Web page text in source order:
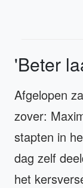
'Beter
Afgelopen
zover:
stapten in
dag zelf
het